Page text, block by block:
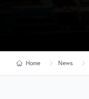
Home News